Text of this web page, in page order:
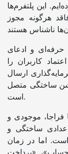
این پلتفرم‌ها
هرگونه مجوز
حرفه‌ای و ادعای
کاربران را
ارسال
ساختگی متصل
است.
فراجا، موجودی و
ساختگی و
اما در زمان
«پرداخت